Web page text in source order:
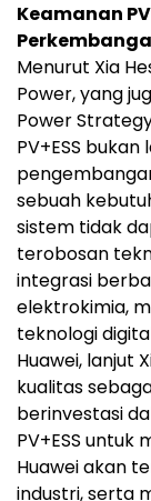
Keamanan
Menurut Xia
Power, yang
Power
PV+ESS
sebuah
sistem tidak
terobosan
integrasi
elektrokimia,
teknologi
Huawei, lanjut
kualitas
berinvestasi
PV+ESS
Huawei akan
industri, serta